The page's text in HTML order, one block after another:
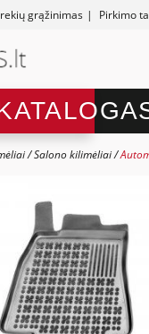
grąžinimas | Pirkimo
Salono kilimėliai